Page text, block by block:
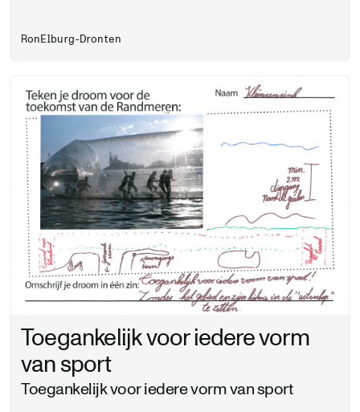
RonElburg-Dronten
Toegankelijk voor iedere vorm
van sport
Toegankelijk voor iedere vorm van sport